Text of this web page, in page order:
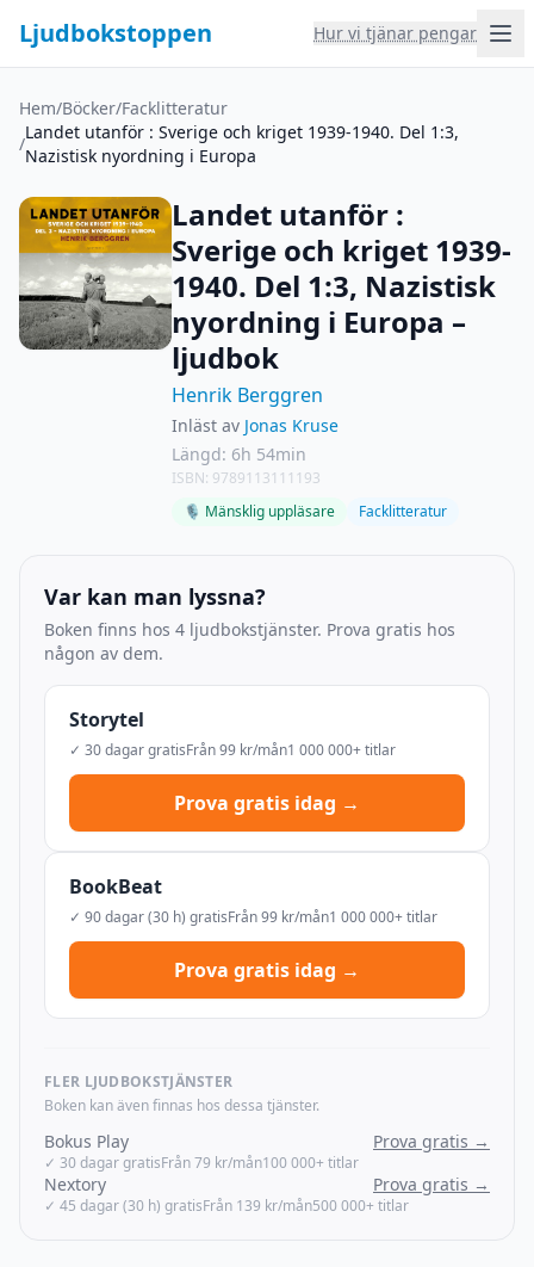
Ljudbokstoppen Hur vi tjänar pengar
Hem/Böcker/Facklitteratur
/
Landet utanför : Sverige och kriget 1939-1940. Del 1:3,
Nazistisk nyordning i Europa
Landet utanför :
Sverige och kriget 1939-
1940. Del 1:3, Nazistisk
nyordning i Europa –
ljudbok
Henrik Berggren
Inläst av Jonas Kruse
Längd: 6h 54min
ISBN: 9789113111193
🎙 Mänsklig uppläsare
Facklitteratur
Var kan man lyssna?
Boken finns hos 4 ljudbokstjänster. Prova gratis hos
någon av dem.
Storytel
✓ 30 dagar gratisFrån 99 kr/mån1 000 000+ titlar
Prova gratis idag →
BookBeat
✓ 90 dagar (30 h) gratisFrån 99 kr/mån1 000 000+ titlar
Prova gratis idag →
FLER LJUDBOKSTJÄNSTER
Boken kan även finnas hos dessa tjänster.
Bokus Play Prova gratis →
✓ 30 dagar gratisFrån 79 kr/mån100 000+ titlar
Nextory Prova gratis →
✓ 45 dagar (30 h) gratisFrån 139 kr/mån500 000+ titlar